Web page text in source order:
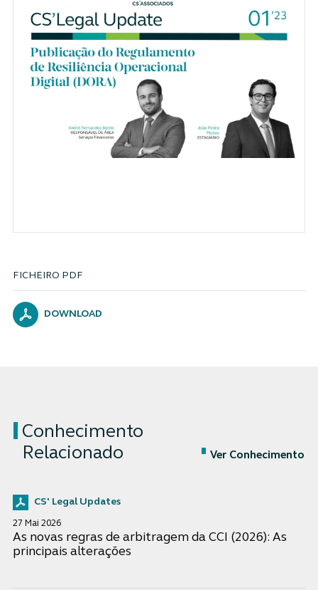
FICHEIRO PDF
DOWNLOAD
Conhecimento
Relacionado
Ver Conhecimento
CS' Legal Updates
27 Mai 2026
As novas regras de arbitragem da CCI (2026): As
principais alterações